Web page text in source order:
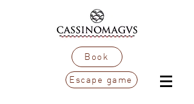
Book
Escape game